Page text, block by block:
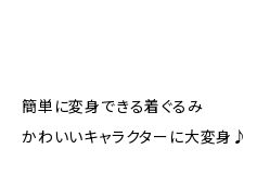
簡単に変身できる着ぐるみ
かわいいキャラクターに大変身♪